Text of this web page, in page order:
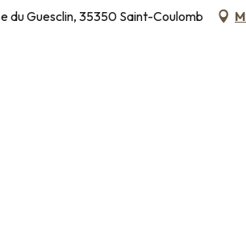
du Guesclin, 35350 Saint-Coulomb